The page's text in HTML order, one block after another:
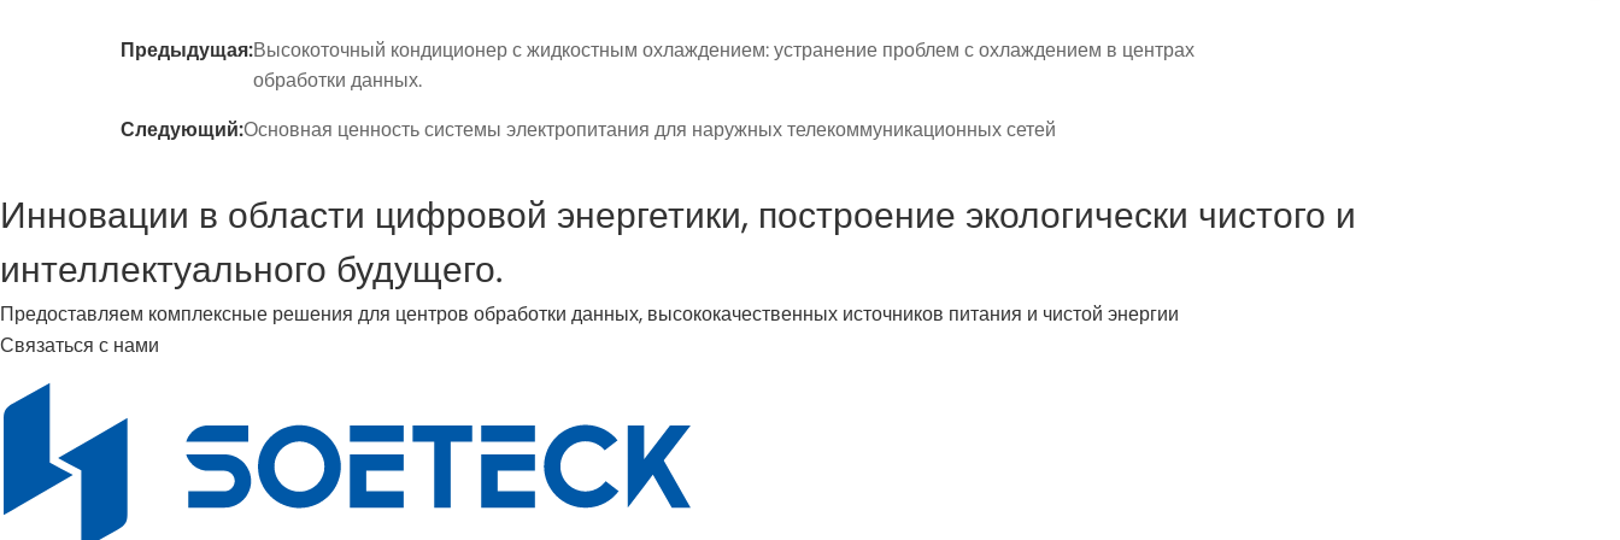
Предыдущая:Высокоточный кондиционер с жидкостным охлаждением: устранение проблем с охлаждением в центрах
обработки данных.
Следующий:Основная ценность системы электропитания для наружных телекоммуникационных сетей
Инновации в области цифровой энергетики, построение экологически чистого и
интеллектуального будущего.
Предоставляем комплексные решения для центров обработки данных, высококачественных источников питания и чистой энергии
Связаться с нами